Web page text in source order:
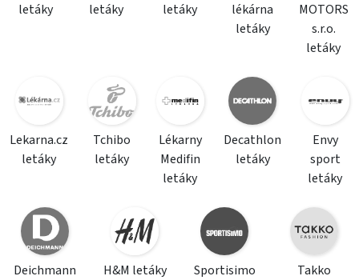
letáky
letáky
letáky
lékárna
letáky
MOTORS
s.r.o.
letáky
Lekarna.cz
letáky
Tchibo
letáky
Lékarny
Medifin
letáky
Decathlon
letáky
Envy
sport
letáky
Deichmann
H&M letáky
Sportisimo
Takko